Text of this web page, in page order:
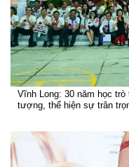
Vĩnh Long: 30 năm học
tượng, thể hiện sự trân